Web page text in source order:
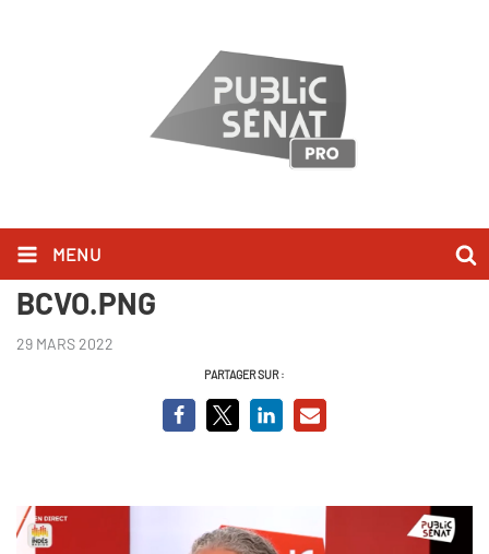
MENU
Capture Delphine Batho
BCVO.PNG
29 MARS 2022
PARTAGER SUR :